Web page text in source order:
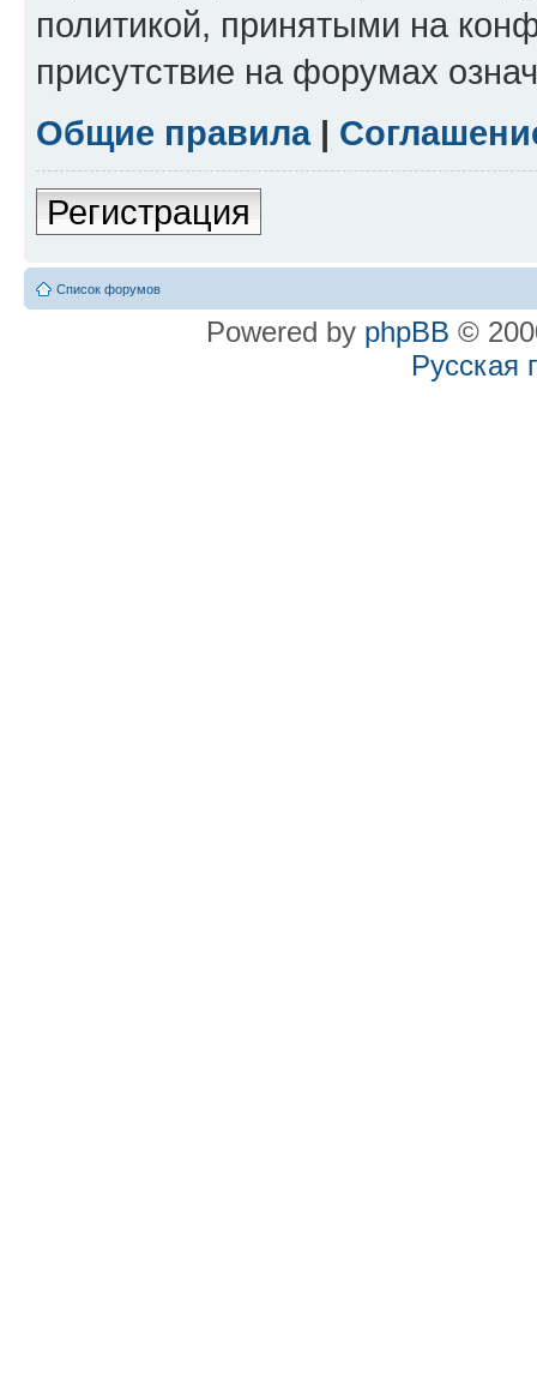
политикой, принятыми на
присутствие на форумах
Общие правила|
Регистрация
Список форумов
Powered by phpBB ©
Русская